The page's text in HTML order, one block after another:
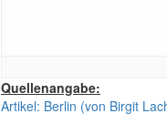
Quellenangabe:
Artikel: Berlin (von Birgit